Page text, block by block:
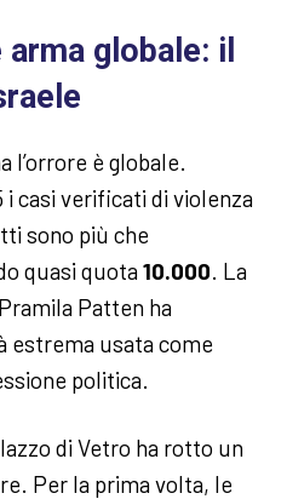
globale: il
l’orrore è globale.
i casi verificati di violenza
sono più che
quasi quota 10.000. La
Patten ha
estrema usata come
politica.
di Vetro ha rotto un
Per la prima volta, le